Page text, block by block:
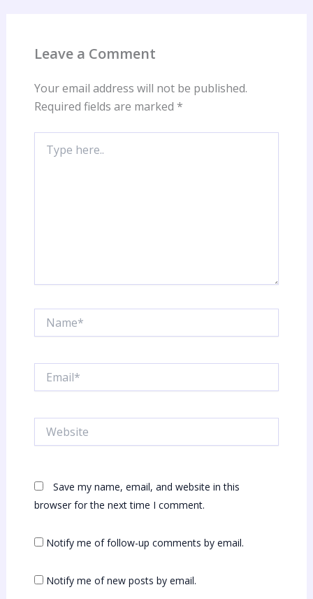
Leave a Comment
Your email address will not be published.
Required fields are marked *
here..
Save my name, email, and website in this
browser for the next time I comment.
Notify me of follow-up comments by email.
Notify me of new posts by email.